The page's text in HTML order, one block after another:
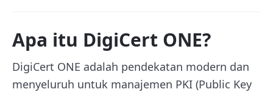
Apa itu DigiCert ONE?
DigiCert ONE adalah pendekatan modern dan
menyeluruh untuk manajemen PKI (Public Key